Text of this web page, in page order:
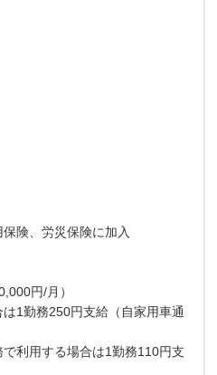
険、労災保険に加入
円/月）
1勤務250円支給（自家用車通
利用する場合は1勤務110円支